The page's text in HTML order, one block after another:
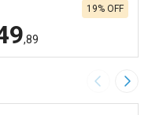
,89
19% OFF
Imagem